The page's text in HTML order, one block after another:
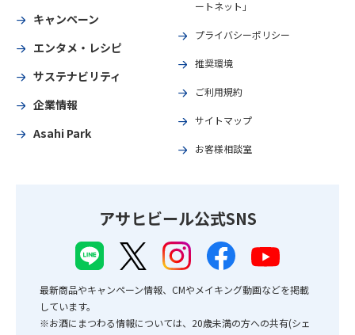
キャンペーン
エンタメ・レシピ
サステナビリティ
企業情報
Asahi Park
ートネット」
プライバシーポリシー
推奨環境
ご利用規約
サイトマップ
お客様相談室
アサヒビール公式SNS
最新商品やキャンペーン情報、CMやメイキング動画などを掲載
しています。
※お酒にまつわる情報については、20歳未満の方への共有(シェ